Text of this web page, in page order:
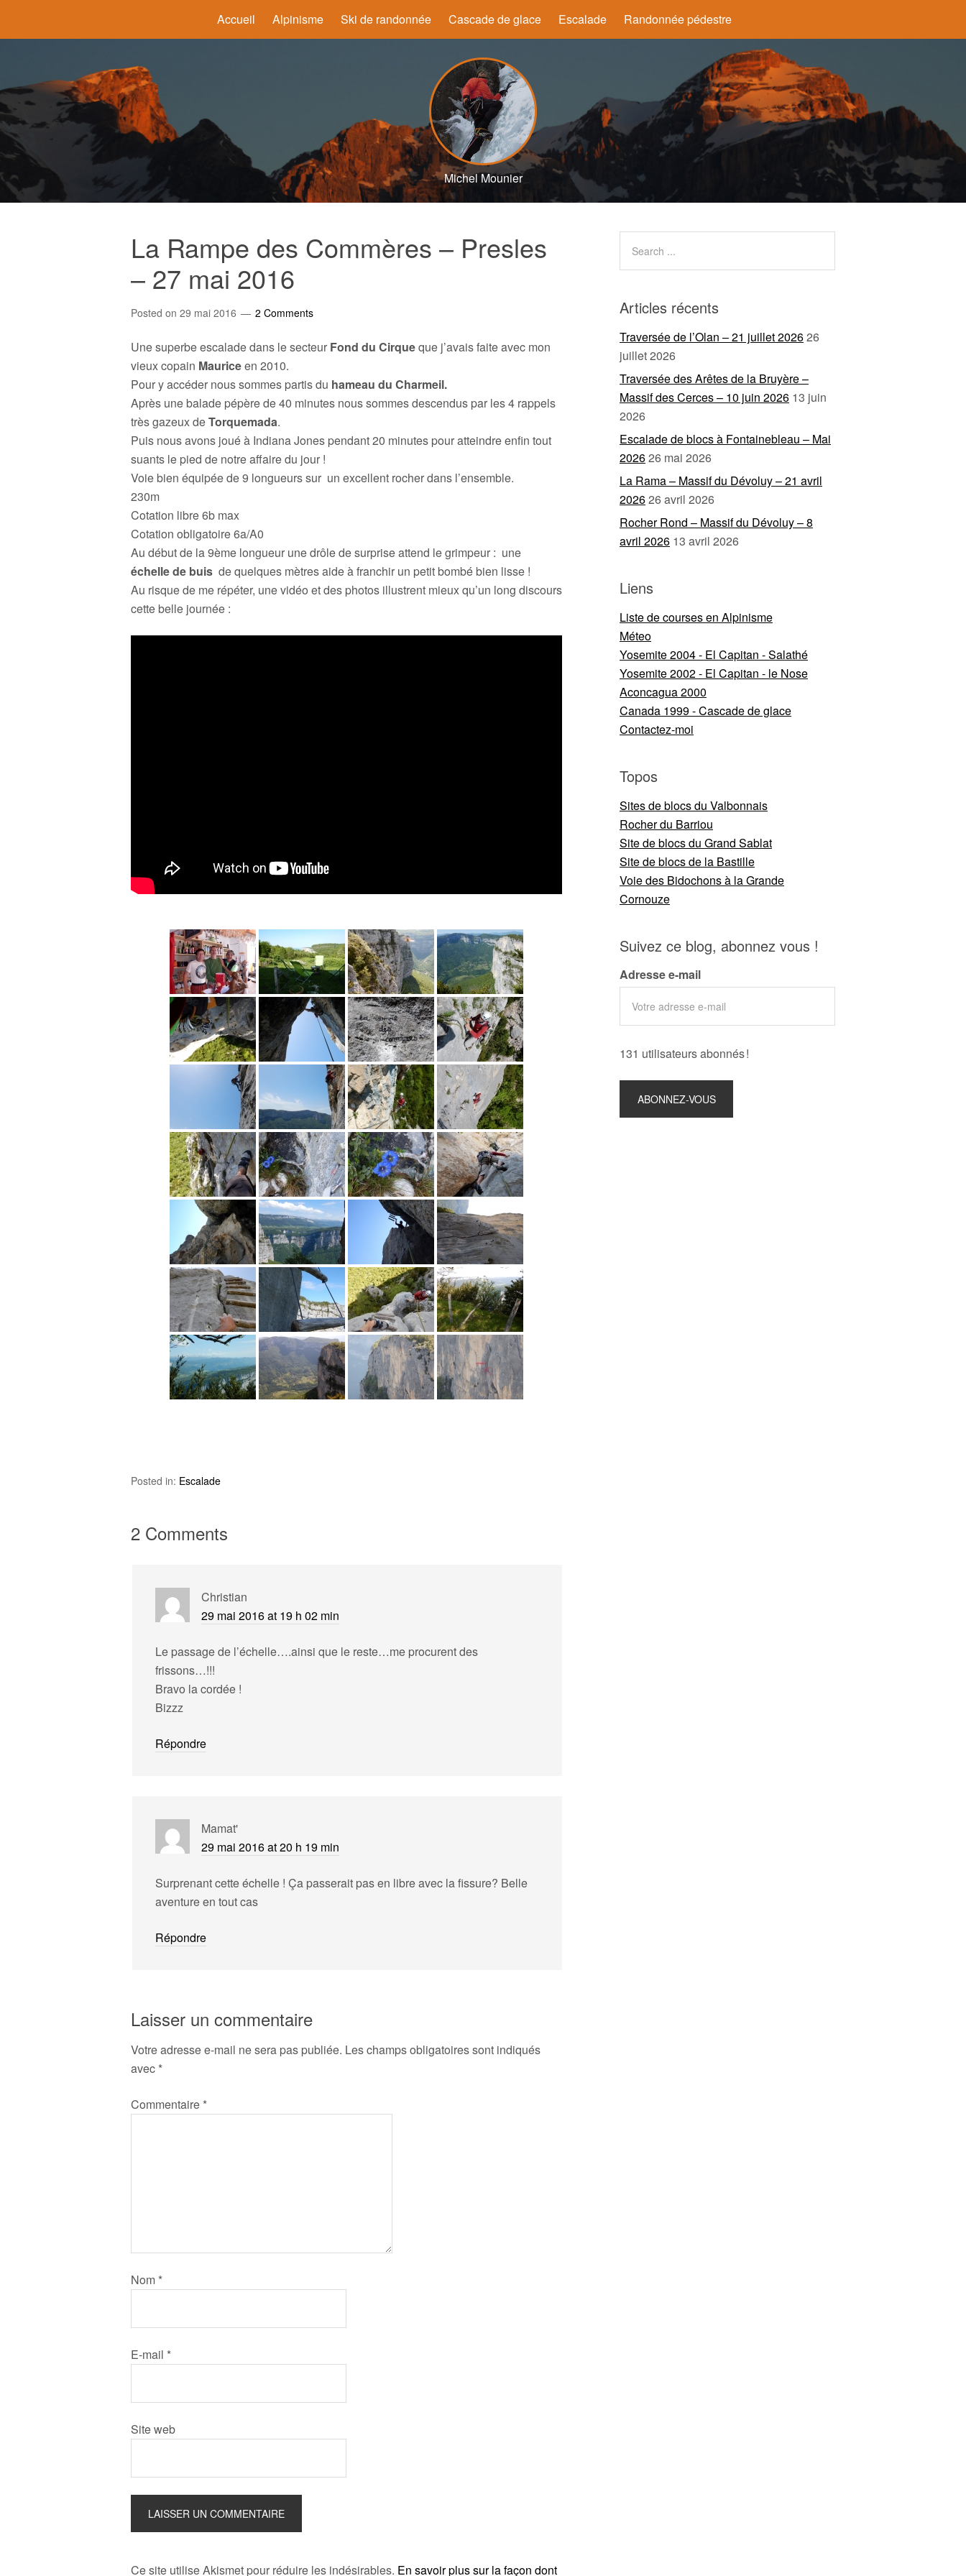
Accueil Alpinisme Ski de randonnée Cascade de glace Escalade Randonnée pédestre
Michel Mounier
La Rampe des Commères – Presles
– 27 mai 2016
Posted on 29 mai 2016 2 Comments
Une superbe escalade dans le secteur Fond du Cirqueque j’avais faite avec mon
vieux copain Mauriceen 2010.
Pour y accéder nous sommes partis du hameau du Charmeil.
Après une balade pépère de 40 minutes nous sommes descendus par les 4 rappels
très gazeux deTorquemada.
Puis nous avons joué à Indiana Jones pendant 20 minutes pour atteindre enfin tout
suants le pied de notre affaire du jour !
Voie bien équipée de 9 longueurs sur un excellent rocher dans l’ensemble.
230m
Cotation libre 6b max
Cotation obligatoire 6a/A0
Au début de la 9ème longueur une drôle de surprise attend le grimpeur : une
échelle de buis de quelques mètres aide à franchir un petit bombé bien lisse !
Au risque de me répéter, une vidéo et des photos illustrent mieux qu’un long discours
cette belle journée :
Posted in: Escalade
2 Comments
Christian
29 mai 2016 at 19 h 02 min
Le passage de l’échelle….ainsi que le reste…me procurent des
frissons…!!!
Bravo la cordée !
Bizzz
Répondre
Mamat'
29 mai 2016 at 20 h 19 min
Surprenant cette échelle ! Ça passerait pas en libre avec la fissure? Belle
aventure en tout cas
Répondre
Laisser un commentaire
Votre adresse e-mail ne sera pas publiée. Les champs obligatoires sont indiqués
avec *
Commentaire *
Nom *
E-mail *
Site web
Ce site utilise Akismet pour réduire les indésirables. En savoir plus sur la façon dont
Articles récents
Traversée de l’Olan – 21 juillet 202626
juillet 2026
Traversée des Arêtes de la Bruyère –
Massif des Cerces – 10 juin 2026 13 juin
2026
Escalade de blocs à Fontainebleau – Mai
202626 mai 2026
La Rama – Massif du Dévoluy – 21 avril
202626 avril 2026
Rocher Rond – Massif du Dévoluy – 8
avril 2026 13 avril 2026
Liens
Liste de courses en Alpinisme
Méteo
Yosemite 2004 - El Capitan - Salathé
Yosemite 2002 - El Capitan - le Nose
Aconcagua 2000
Canada 1999 - Cascade de glace
Contactez-moi
Topos
Sites de blocs du Valbonnais
Rocher du Barriou
Site de blocs du Grand Sablat
Site de blocs de la Bastille
Voie des Bidochons à la Grande
Cornouze
Suivez ce blog, abonnez vous !
Adresse e-mail
131 utilisateurs abonnés !